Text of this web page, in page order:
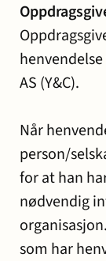
AS (Y&C).
Når
person/
for at han
nødvendig
som har
Arv
og
skifte
og
-
bygg
og
ved
og
og